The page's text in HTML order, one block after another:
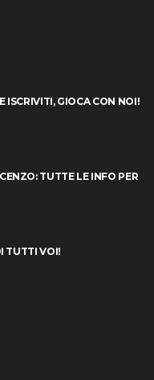
ISCRIVITI, GIOCA CON NOI!
TUTTE LE INFO PER
TUTTI VOI!